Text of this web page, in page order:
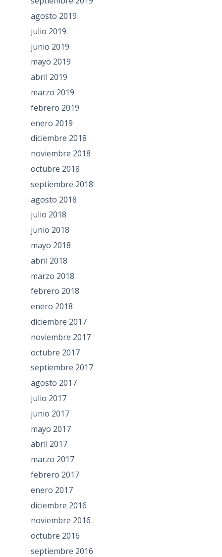
agosto 2019
julio 2019
junio 2019
mayo 2019
abril 2019
marzo 2019
febrero 2019
enero 2019
diciembre 2018
noviembre 2018
octubre 2018
septiembre 2018
agosto 2018
julio 2018
junio 2018
mayo 2018
abril 2018
marzo 2018
febrero 2018
enero 2018
diciembre 2017
noviembre 2017
octubre 2017
septiembre 2017
agosto 2017
julio 2017
junio 2017
mayo 2017
abril 2017
marzo 2017
febrero 2017
enero 2017
diciembre 2016
noviembre 2016
octubre 2016
septiembre 2016